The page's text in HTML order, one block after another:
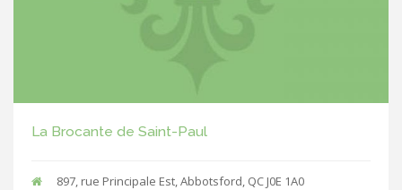
La Brocante de Saint-Paul
897, rue Principale Est, Abbotsford, QC J0E 1A0